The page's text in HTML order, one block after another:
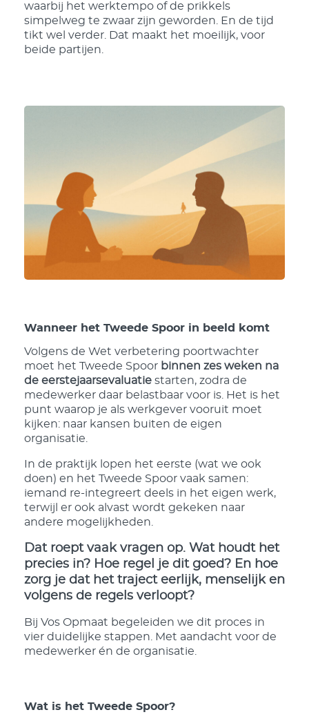
waarbij het werktempo of de prikkels
simpelweg te zwaar zijn geworden. En de tijd
tikt wel verder. Dat maakt het moeilijk, voor
beide partijen.
Wanneer het Tweede Spoor in beeld komt
Volgens de Wet verbetering poortwachter
moet het Tweede Spoor binnen zes weken na
de eerstejaarsevaluatie starten, zodra de
medewerker daar belastbaar voor is. Het is het
punt waarop je als werkgever vooruit moet
kijken: naar kansen buiten de eigen
organisatie.
In de praktijk lopen het eerste (wat we ook
doen) en het Tweede Spoor vaak samen:
iemand re-integreert deels in het eigen werk,
terwijl er ook alvast wordt gekeken naar
andere mogelijkheden.
Dat roept vaak vragen op. Wat houdt het
precies in? Hoe regel je dit goed? En hoe
zorg je dat het traject eerlijk, menselijk en
volgens de regels verloopt?
Bij Vos Opmaat begeleiden we dit proces in
vier duidelijke stappen. Met aandacht voor de
medewerker én de organisatie.
Wat is het Tweede Spoor?